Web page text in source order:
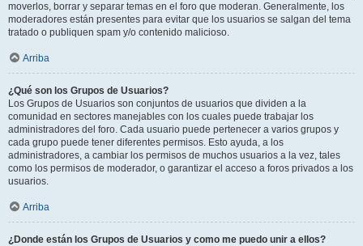
moverlos, borrar y separar temas en el foro que moderan. Generalmente, los
moderadores están presentes para evitar que los usuarios se salgan del tema
tratado o publiquen spam y/o contenido malicioso.
Arriba
¿Qué son los Grupos de Usuarios?
Los Grupos de Usuarios son conjuntos de usuarios que dividen a la
comunidad en sectores manejables con los cuales puede trabajar los
administradores del foro. Cada usuario puede pertenecer a varios grupos y
cada grupo puede tener diferentes permisos. Esto ayuda, a los
administradores, a cambiar los permisos de muchos usuarios a la vez, tales
como los permisos de moderador, o garantizar el acceso a foros privados a los
usuarios.
Arriba
¿Donde están los Grupos de Usuarios y como me puedo unir a ellos?